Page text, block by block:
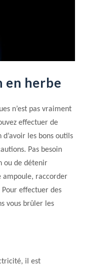
en herbe
n’est pas vraiment
effectuer de
les bons outils
Pas besoin
ou de détenir
ampoule, raccorder
effectuer des
vous brûler les
il est